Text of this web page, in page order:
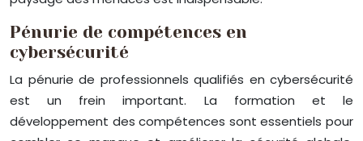
Pénurie de compétences en
cybersécurité
La pénurie de professionnels qualifiés en cybersécurité
est un frein important. La formation et le
développement des compétences sont essentiels pour